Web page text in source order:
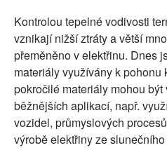
Kontrolou tepelné vodivosti
vznikají nižší ztráty a větší
přeměněno v elektřinu. Dnes
materiály využívány k
pokročilé materiály mohou
běžnějších aplikací, např.
vozidel, průmyslových
výrobě elektřiny ze